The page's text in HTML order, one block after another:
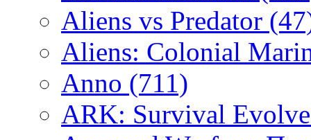
Aliens vs Predator
Aliens: Colonial
Anno (711)
ARK: Survival